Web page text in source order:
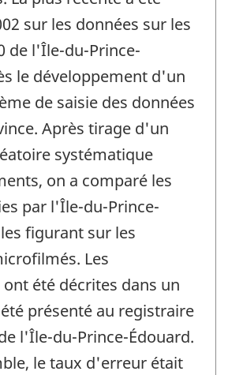
sur les données sur les
de l'Île-du-Prince-
le développement d'un
de saisie des données
Après tirage d'un
systématique
on a comparé les
par l'Île-du-Prince-
figurant sur les
Les
été décrites dans un
présenté au registraire
l'Île-du-Prince-Édouard.
le taux d'erreur était